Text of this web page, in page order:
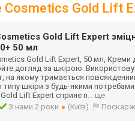
Cosmetics Gold
Gold Lift Expert
50 мл
Gold Lift Expert, 50 мл,
догляд за шкірою.
на якому тримається
типу шкіри з будь-якими
Lift Expert сприяє п... ще
З нами 2 роки (Київ)